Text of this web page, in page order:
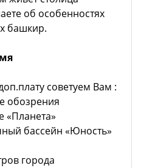
об особенностях
башкир.
советуем Вам :
обозрения
«Планета»
бассейн «Юность»
города